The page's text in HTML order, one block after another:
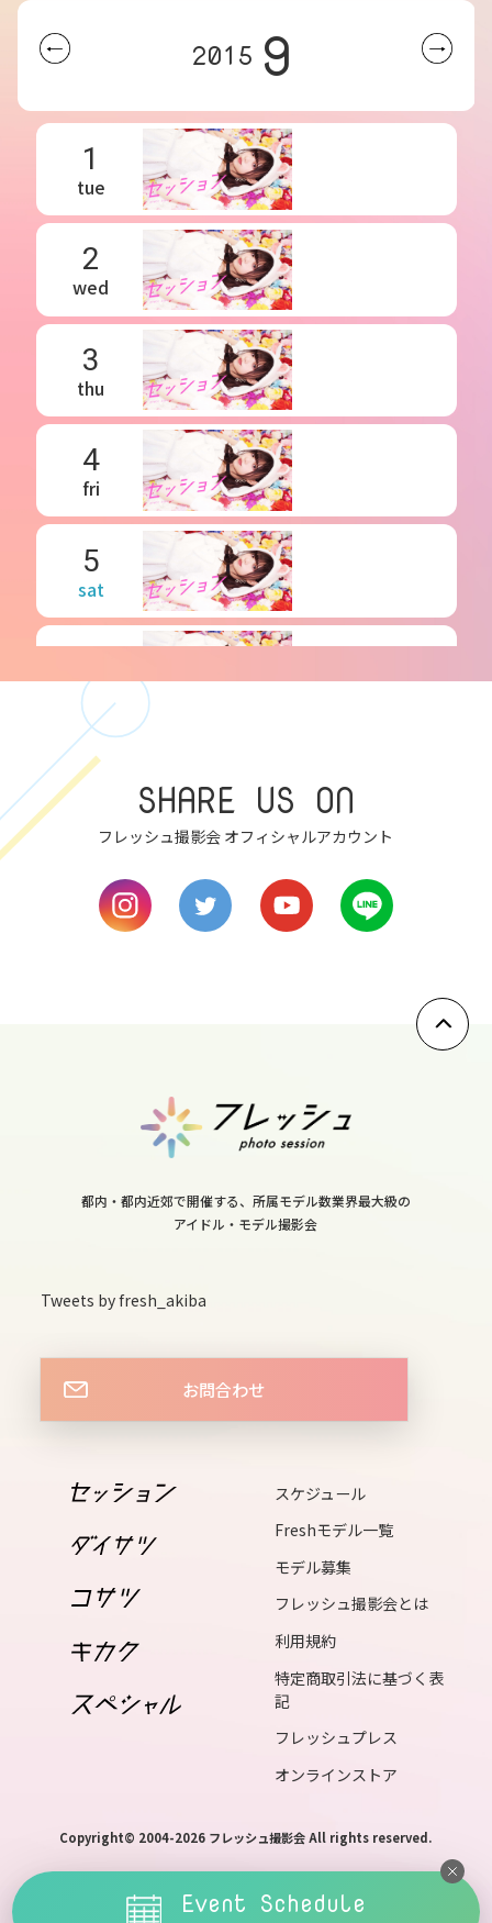
2015 9
1
tue
2
wed
3
thu
4
fri
5
sat
sun
7
mon
sun
14
15
tue
16
17
fri
SHARE US ON
フレッシュ撮影会 オフィシャルアカウント
都内・都内近郊で開催する、所属モデル数業界最大級の
アイドル・モデル撮影会
Tweets by fresh_akiba
お問合わせ
スケジュール
Freshモデル一覧
モデル募集
フレッシュ撮影会とは
利用規約
特定商取引法に基づく表
記
フレッシュプレス
オンラインストア
Copyright© 2004-2026 フレッシュ撮影会 All rights reserved.
Event Schedule